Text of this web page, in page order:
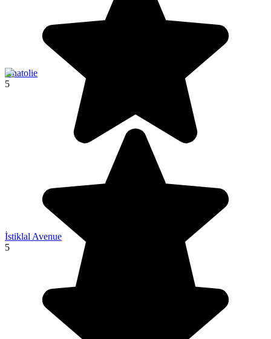
Anatolie
5
İstiklal Avenue
5